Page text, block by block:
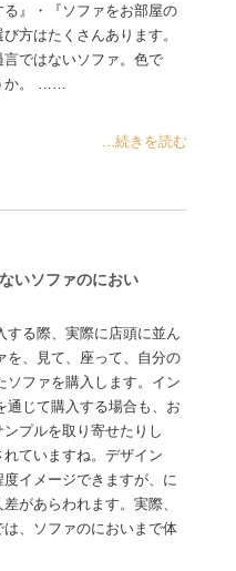
』・『ソファをお部屋の
方はたくさんあります。
ではないソファ。色で
か。 ……
...続きを読む
いソファのにおい
する際、実際に店頭に並ん
を、見て、座って、自分の
ソファを購入します。イン
通じて購入する場合も、お
プルを取り寄せたりし
ていますね。デザイン
イメージできますが、に
があらわれます。実際、
、ソファのにおいまで体